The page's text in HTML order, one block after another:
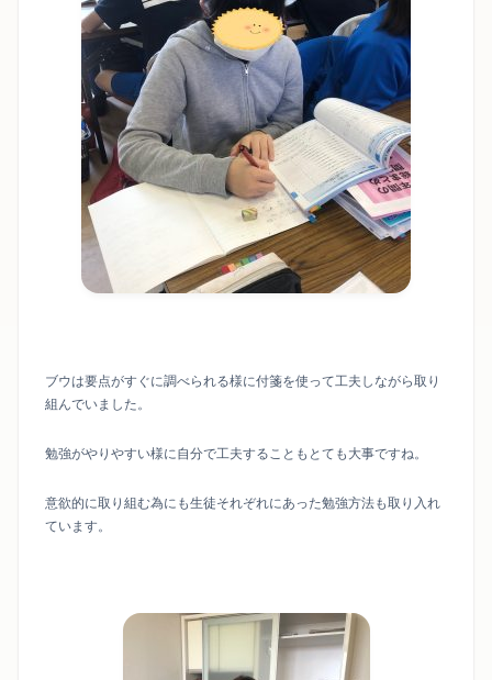
ブウは要点がすぐに調べられる様に付箋を使って工夫しながら取り
組んでいました。
勉強がやりやすい様に自分で工夫することもとても大事ですね。
意欲的に取り組む為にも生徒それぞれにあった勉強方法も取り入れ
ています。